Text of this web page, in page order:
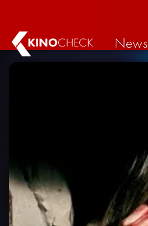
KINOCHECK News